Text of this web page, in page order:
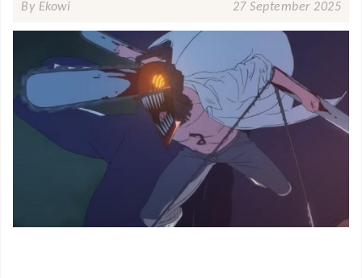
By Ekowi 27 September 2025